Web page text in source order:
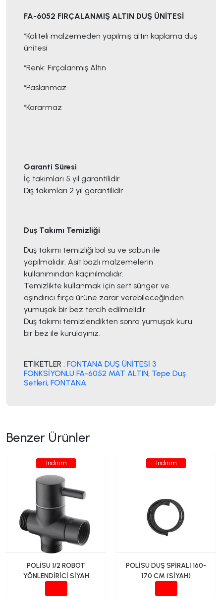
FA-6052 FIRÇALANMIŞ ALTIN DUŞ ÜNİTESİ
*Kaliteli malzemeden yapılmış altın kaplama duş
ünitesi
*Renk: Fırçalanmış Altın
*Paslanmaz
*Kararmaz
Garanti Süresi
İç takımları 5 yıl garantilidir
Dış takımları 2 yıl garantilidir
Duş Takımı Temizliği
Duş takımı temizliği bol su ve sabun ile
yapılmalıdır. Asit bazlı malzemelerin
kullanımından kaçınılmalıdır.
Temizlikte kullanmak için sert sünger ve
aşındırıcı fırça ürüne zarar verebileceğinden
yumuşak bir bez tercih edilmelidir.
Duş takımı temizlendikten sonra yumuşak kuru
bir bez ile kurulayınız.
ETİKETLER : FONTANA DUŞ ÜNİTESİ 3
FONKSİYONLU FA-6052 MAT ALTIN, Tepe Duş
Setleri, FONTANA
Benzer Ürünler
İndirim
POLİSU 1/2 ROBOT
YÖNLENDİRİCİ SİYAH
İndirim
POLİSU DUŞ SPİRALİ 160-
170 CM (SİYAH)